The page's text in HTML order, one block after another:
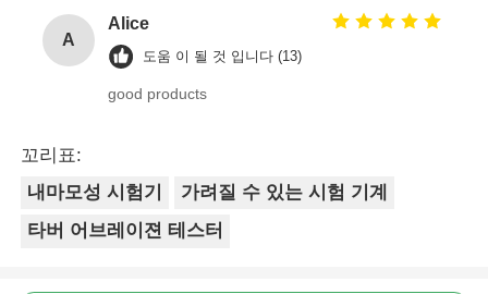
A
Alice
도움 이 될 것 입니다 (13)
good products
꼬리표:
내마모성 시험기
가려질 수 있는 시험 기계
타버 어브레이젼 테스터